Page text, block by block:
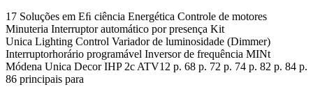
17 Soluções em Eﬁ ciência Energética Controle de motores
Minuteria Interruptor automático por presença Kit
Unica Lighting Control Variador de luminosidade (Dimmer)
Interruptorhorário programável Inversor de frequência MINt
Módena Unica Decor IHP 2c ATV12 p. 68 p. 72 p. 74 p. 82 p. 84 p.
86 principais para